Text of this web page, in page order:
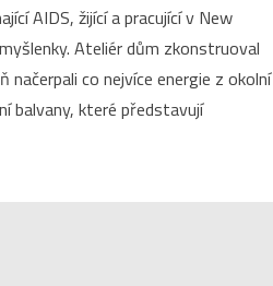
AIDS, žijící a pracující v New
Ateliér dům zkonstruoval
co nejvíce energie z okolní
balvany, které představují